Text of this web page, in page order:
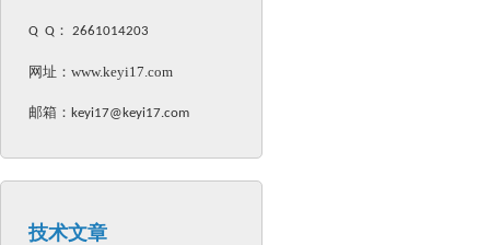
Q Q ： 2661014203
网址： www.keyi17.com
邮箱： keyi17@keyi17.com
技术文章